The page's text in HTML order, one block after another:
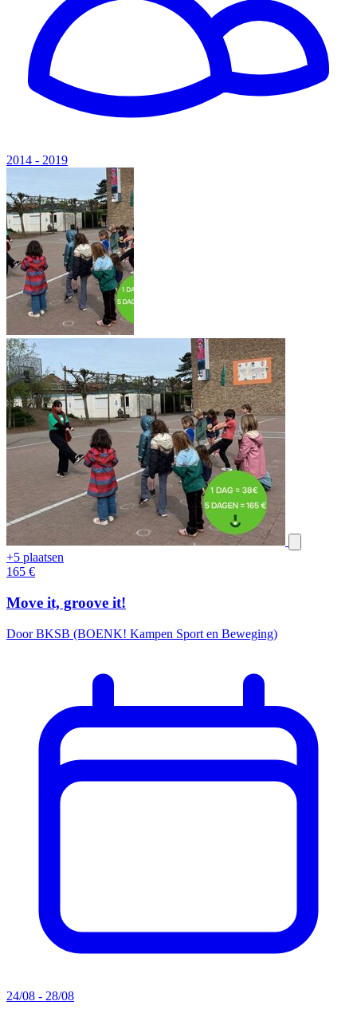
2014 - 2019
+5 plaatsen
165 €
Move it, groove it!
Door BKSB (BOENK! Kampen Sport en Beweging)
24/08 - 28/08